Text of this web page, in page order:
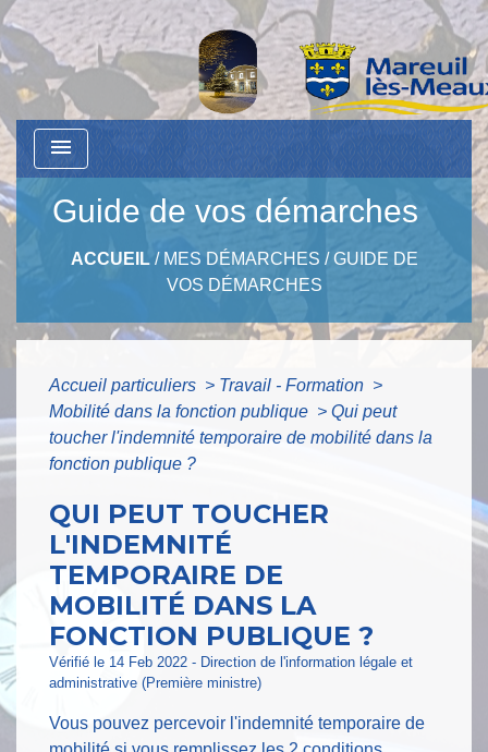
menu
Guide de vos démarches
ACCUEIL/ MES DÉMARCHES /GUIDE DE
VOS DÉMARCHES
Accueil particuliers > Travail - Formation >
Mobilité dans la fonction publique > Qui peut
toucher l'indemnité temporaire de mobilité dans la
fonction publique ?
QUI PEUT TOUCHER
L'INDEMNITÉ
TEMPORAIRE DE
MOBILITÉ DANS LA
FONCTION PUBLIQUE ?
Vérifié le 14 Feb 2022 - Direction de l'information légale et
administrative (Première ministre)
Vous pouvez percevoir l'indemnité temporaire de